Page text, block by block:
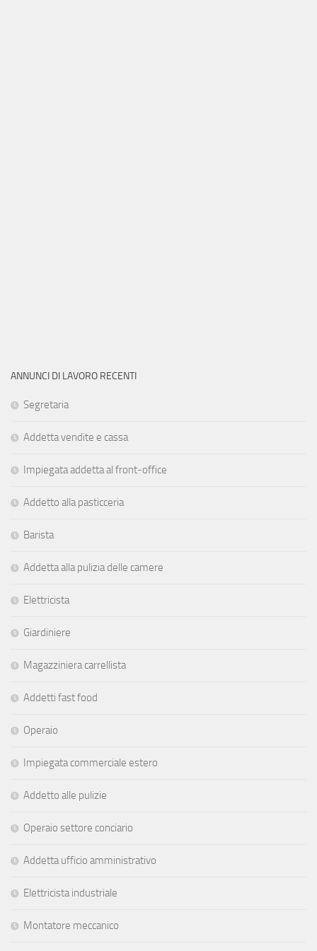
ANNUNCI DI LAVORO RECENTI
Segretaria
Addetta vendite e cassa
Impiegata addetta al front-office
Addetto alla pasticceria
Barista
Addetta alla pulizia delle camere
Elettricista
Giardiniere
Magazziniera carrellista
Addetti fast food
Operaio
Impiegata commerciale estero
Addetto alle pulizie
Operaio settore conciario
Addetta ufficio amministrativo
Elettricista industriale
Montatore meccanico